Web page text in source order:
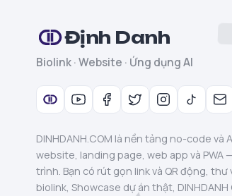
Định Danh
Biolink · Website · Ứng dụng AI
DINHDANH.COM là nền tảng no-code và
website, landing page, web app và PWA
trình. Bạn có rút gọn link và QR động, thư
biolink, Showcase dự án thật, DINHDANH